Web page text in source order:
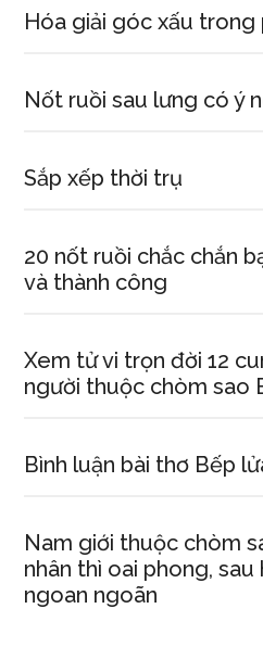
Hóa giải góc xấu trong
Nốt ruồi sau lưng có ý
Sắp xếp thời trụ
20 nốt ruồi chắc chắn
và thành công
Xem tử vi trọn đời 12
người thuộc chòm sao
Bình luận bài thơ Bếp
Nam giới thuộc chòm
nhân thì oai phong,
ngoan ngoãn